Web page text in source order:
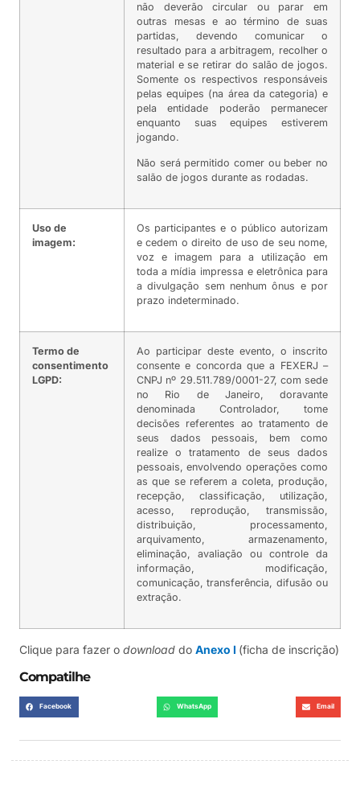
não deverão circular ou parar em
outras mesas e ao término de suas
partidas, devendo comunicar o
resultado para a arbitragem, recolher o
material e se retirar do salão de jogos.
Somente os respectivos responsáveis
pelas equipes (na área da categoria) e
pela entidade poderão permanecer
enquanto suas equipes estiverem
jogando.
Não será permitido comer ou beber no
salão de jogos durante as rodadas.
Uso de
imagem:
Os participantes e o público autorizam
e cedem o direito de uso de seu nome,
voz e imagem para a utilização em
toda a mídia impressa e eletrônica para
a divulgação sem nenhum ônus e por
prazo indeterminado.
Termo de
consentimento
LGPD:
Ao participar deste evento, o inscrito
consente e concorda que a FEXERJ –
CNPJ nº 29.511.789/0001-27, com sede
no Rio de Janeiro, doravante
denominada Controlador, tome
decisões referentes ao tratamento de
seus dados pessoais, bem como
realize o tratamento de seus dados
pessoais, envolvendo operações como
as que se referem a coleta, produção,
recepção, classificação, utilização,
acesso, reprodução, transmissão,
distribuição, processamento,
arquivamento, armazenamento,
eliminação, avaliação ou controle da
informação, modificação,
comunicação, transferência, difusão ou
extração.
Clique para fazer o download do Anexo I (ficha de inscrição)
Compatilhe
Facebook WhatsApp Email